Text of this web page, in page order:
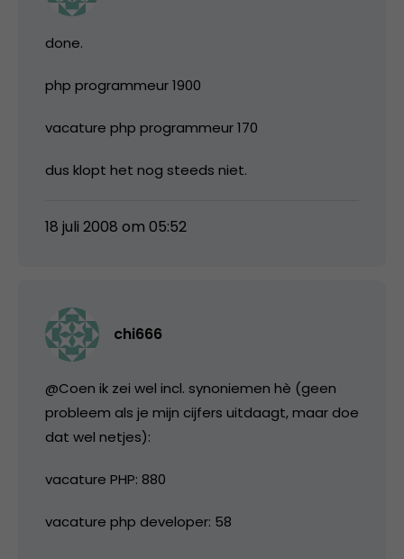
done.
php programmeur 1900
vacature php programmeur 170
dus klopt het nog steeds niet.
18 juli 2008 om 05:52
chi666
@Coen ik zei wel incl. synoniemen hè (geen
probleem als je mijn cijfers uitdaagt, maar doe
dat wel netjes):
vacature PHP: 880
vacature php developer: 58